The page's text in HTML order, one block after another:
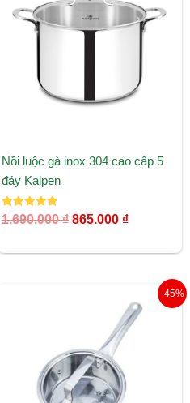
Nồi luộc gà inox 304 cao cấp 5
đáy Kalpen
Được xếp
hạng
1.690.000₫
1.690.000 ₫.
865.000 ₫
là:
865.000 ₫.
-45%
580.000 ₫.
hiện
tại
là: